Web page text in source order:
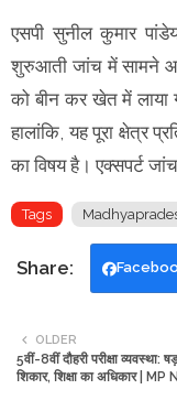
एसपी सुनील कुमार
शुरुआती जांच में सामने
को बीन कर खेत में लाया
हालांकि, यह पूरा क्षेत्र
का विषय है। एक्सपर्ट
Tags
OLDER
5वीं-8वीं दौहरी परीक्षा व्यवस्था:
शिकार, शिक्षा का अधिकार | MP